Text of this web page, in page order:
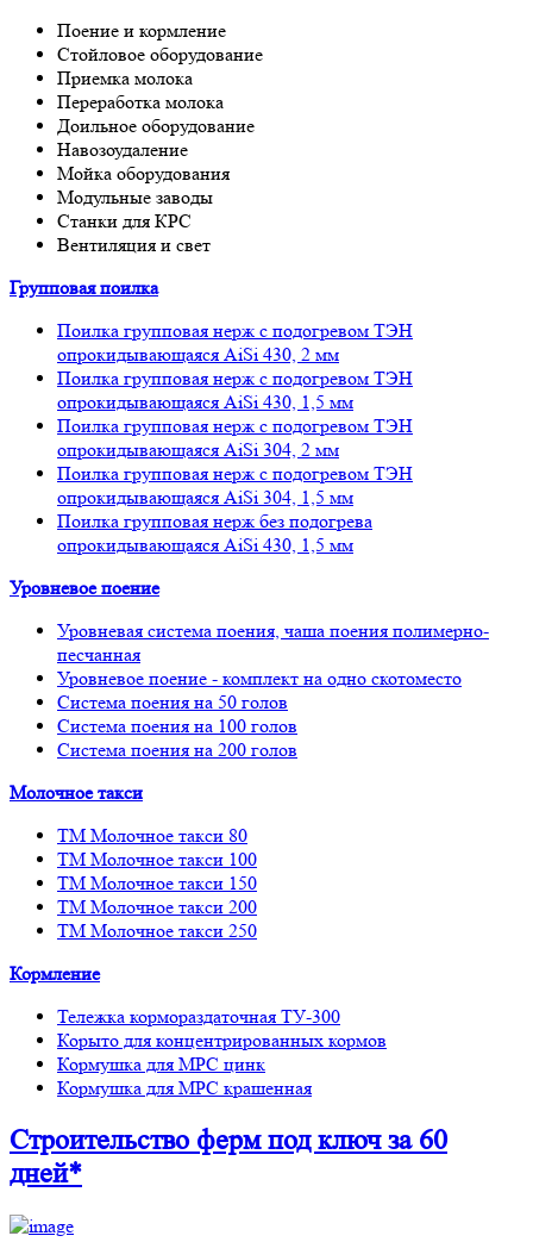
Поение и кормление
Стойловое оборудование
Приемка молока
Переработка молока
Доильное оборудование
Навозоудаление
Мойка оборудования
Модульные заводы
Станки для КРС
Вентиляция и свет
Групповая поилка
Поилка групповая нерж с подогревом ТЭН
опрокидывающаяся AiSi 430, 2 мм
Поилка групповая нерж с подогревом ТЭН
опрокидывающаяся AiSi 430, 1,5 мм
Поилка групповая нерж с подогревом ТЭН
опрокидывающаяся AiSi 304, 2 мм
Поилка групповая нерж с подогревом ТЭН
опрокидывающаяся AiSi 304, 1,5 мм
Поилка групповая нерж без подогрева
опрокидывающаяся AiSi 430, 1,5 мм
Уровневое поение
Уровневая система поения, чаша поения полимерно-
песчанная
Уровневое поение - комплект на одно скотоместо
Система поения на 50 голов
Система поения на 100 голов
Система поения на 200 голов
Молочное такси
ТМ Молочное такси 80
ТМ Молочное такси 100
ТМ Молочное такси 150
ТМ Молочное такси 200
ТМ Молочное такси 250
Кормление
Тележка кормораздаточная ТУ-300
Корыто для концентрированных кормов
Кормушка для МРС цинк
Кормушка для МРС крашенная
Строительство фермпод ключ за 60
дней*